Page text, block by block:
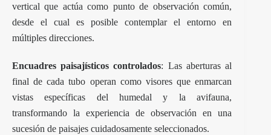
vertical que actúa como punto de observación común,
desde el cual es posible contemplar el entorno en
múltiples direcciones.
Encuadres paisajísticos controlados: Las aberturas al
final de cada tubo operan como visores que enmarcan
vistas específicas del humedal y la avifauna,
transformando la experiencia de observación en una
sucesión de paisajes cuidadosamente seleccionados.